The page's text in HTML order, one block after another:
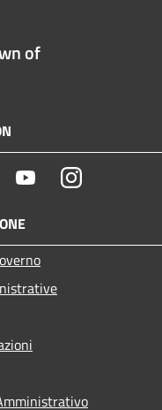
of
Twitter YoutubeInstagram